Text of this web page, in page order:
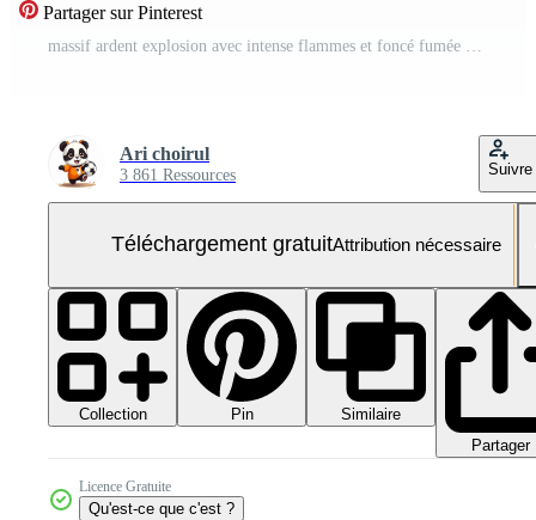
Partager sur Pinterest
Ari choirul
3 861 Ressources Suivre
Téléchargement gratuitAttribution nécessaire
Collection Pin
Similaire
Partager
Licence Gratuite
Qu'est-ce que c'est ?